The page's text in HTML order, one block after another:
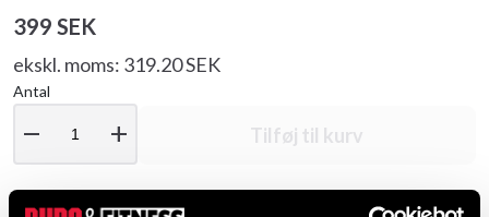
399 SEK
ekskl. moms: 319.20 SEK
Antal
remove add Tilføj til kurv